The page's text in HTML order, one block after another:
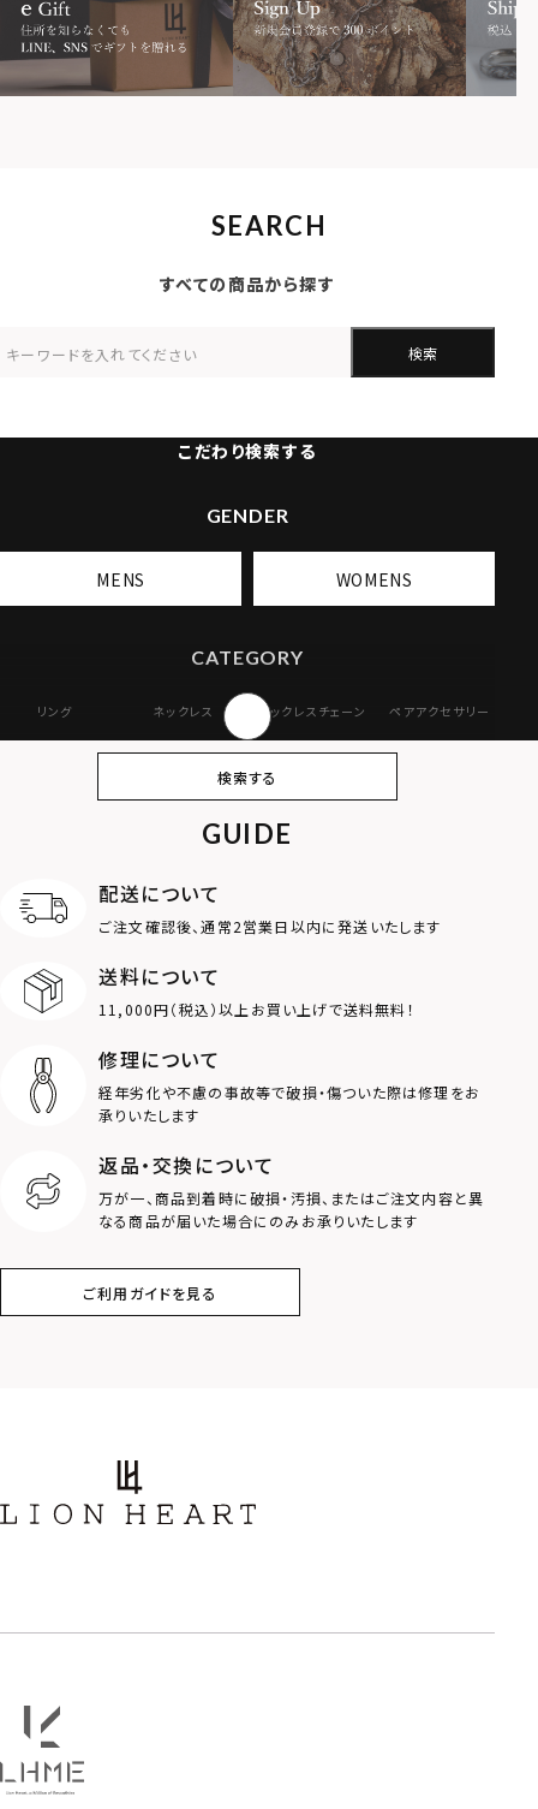
SEARCH
すべての商品から探す
検索
こだわり検索する
GENDER
MENS WOMENS
CATEGORY
リング ネックレス ネックレスチェーン ペアアクセサリー
オンラインストア
ギフトボックス
MOTIF
ダブルリング
ロゴ
クラウン
スター
フラワー
検索する
GUIDE
配送について
ご注文確認後、通常2営業日以内に発送いたします
送料について
11,000円（税込）以上お買い上げで送料無料！
修理について
経年劣化や不慮の事故等で破損・傷ついた際は修理をお
承りいたします
返品・交換について
万が一、商品到着時に破損・汚損、またはご注文内容と異
なる商品が届いた場合にのみお承りいたします
ご利用ガイドを見る